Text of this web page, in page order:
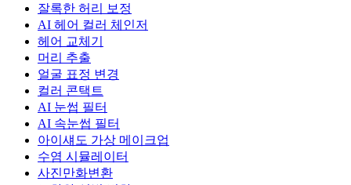
잘록한 허리 보정
AI 헤어 컬러 체인저
헤어 교체기
머리 추출
얼굴 표정 변경
컬러 콘택트
AI 눈썹 필터
AI 속눈썹 필터
아이섀도 가상 메이크업
수염 시뮬레이터
사진만화변환